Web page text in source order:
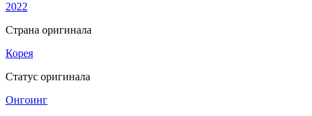
2022
Страна оригинала
Корея
Статус оригинала
Онгоинг